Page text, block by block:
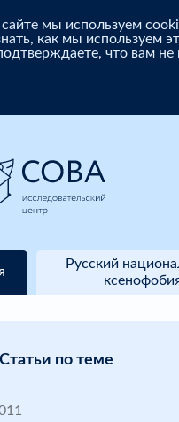
мы используем
как мы используем
что вам не
Русский
Статьи по теме